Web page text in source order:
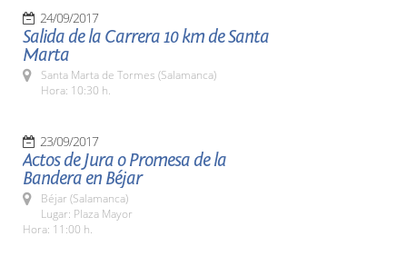
24/09/2017
Salida de la Carrera 10 km de Santa
Marta
Santa Marta de Tormes (Salamanca)
Hora: 10:30 h.
23/09/2017
Actos de Jura o Promesa de la
Bandera en Béjar
Béjar (Salamanca)
Lugar: Plaza Mayor
Hora: 11:00 h.